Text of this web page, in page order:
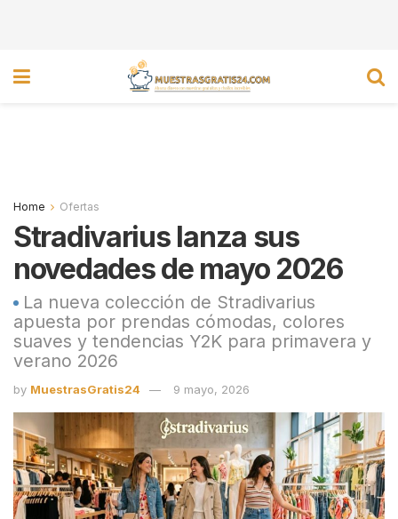
Home Ofertas
Stradivarius lanza sus
novedades de mayo 2026
La nueva colección de Stradivarius
apuesta por prendas cómodas, colores
suaves y tendencias Y2K para primavera y
verano 2026
by MuestrasGratis24 9 mayo, 2026